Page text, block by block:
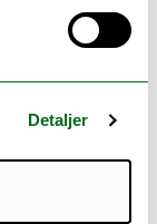
Detaljer
-